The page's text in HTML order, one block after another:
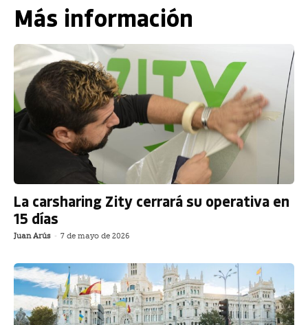
Más información
La carsharing Zity cerrará su operativa en
15 días
Juan Arús - 7 de mayo de 2026